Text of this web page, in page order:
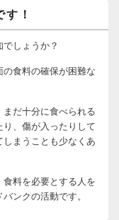
！
しょうか？
食料の確保が困難な
だ十分に食べられる
、傷が入ったりして
まうことも少なくあ
料を必要とする人を
ンクの活動です。